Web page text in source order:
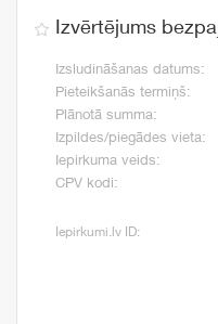
Izvērtējums
Izsludināšanas datums:
Pieteikšanās termiņš:
Plānotā summa:
Izpildes/piegādes vieta:
Iepirkuma veids:
CPV kodi:
Iepirkumi.lv ID: